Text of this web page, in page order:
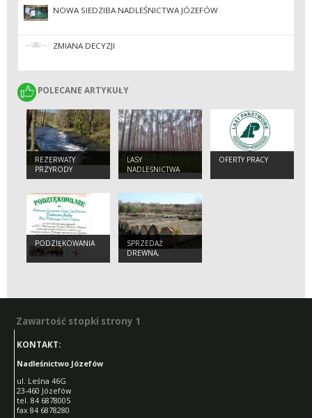
NOWA SIEDZIBA NADLEŚNICTWA JÓZEFÓW
ZMIANA DECYZJI
POLECANE ARTYKUŁY
POLECANE ARTYKUŁY
REZERWATY
PRZYRODY
LASY
NADLEŚNICTWA
OFERTY PRACY
PODZIĘKOWANIA
SPRZEDAŻ
DREWNA,
CHOINEK I
Zawartość stopki strony 1
Zawartość stopki strony 1
KONTAKT:
Nadleśnictwo Józefów
ul. Leśna 46G
23-460 Józefów
tel. 84 6878005
fax 84 6878280